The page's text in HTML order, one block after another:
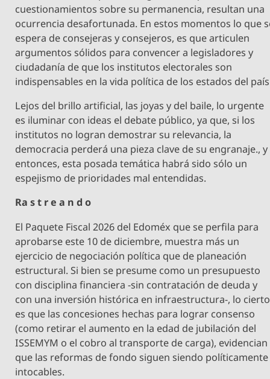
cuestionamientos sobre su permanencia, resultan una
ocurrencia desafortunada. En estos momentos lo que
espera de consejeras y consejeros, es que articulen
argumentos sólidos para convencer a legisladores y
ciudadanía de que los institutos electorales son
indispensables en la vida política de los estados del
Lejos del brillo artificial, las joyas y del baile, lo urgente
es iluminar con ideas el debate público, ya que, si los
institutos no logran demostrar su relevancia, la
democracia perderá una pieza clave de su engranaje., y
entonces, esta posada temática habrá sido sólo un
espejismo de prioridades mal entendidas.
Ra s t r e a n d o
El Paquete Fiscal 2026 del Edoméx que se perfila para
aprobarse este 10 de diciembre, muestra más un
ejercicio de negociación política que de planeación
estructural. Si bien se presume como un presupuesto
con disciplina financiera -sin contratación de deuda y
con una inversión histórica en infraestructura-, lo cierto
es que las concesiones hechas para lograr consenso
(como retirar el aumento en la edad de jubilación del
ISSEMYM o el cobro al transporte de carga), evidencian
que las reformas de fondo siguen siendo políticamente
intocables.